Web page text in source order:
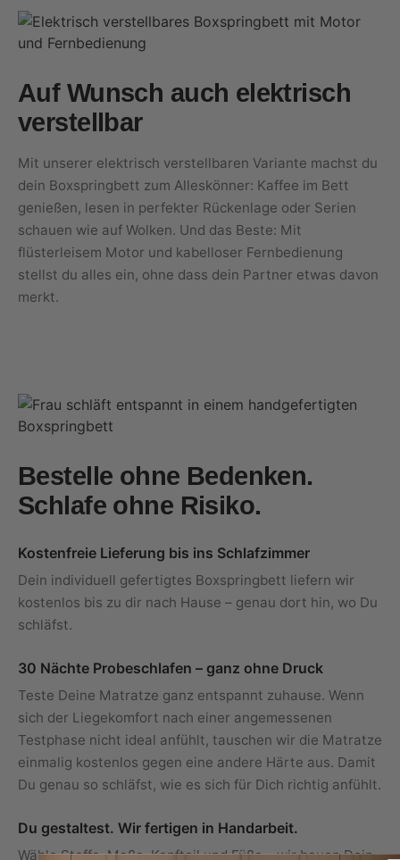
Auf Wunsch auch elektrisch
verstellbar
Mit unserer elektrisch verstellbaren Variante machst du
dein Boxspringbett zum Alleskönner: Kaffee im Bett
genießen, lesen in perfekter Rückenlage oder Serien
schauen wie auf Wolken. Und das Beste: Mit
flüsterleisem Motor und kabelloser Fernbedienung
stellst du alles ein, ohne dass dein Partner etwas davon
merkt.
Bestelle ohne Bedenken.
Schlafe ohne Risiko.
Kostenfreie Lieferung bis ins Schlafzimmer
Dein individuell gefertigtes Boxspringbett liefern wir
kostenlos bis zu dir nach Hause – genau dort hin, wo Du
schläfst.
30 Nächte Probeschlafen – ganz ohne Druck
Teste Deine Matratze ganz entspannt zuhause. Wenn
sich der Liegekomfort nach einer angemessenen
Testphase nicht ideal anfühlt, tauschen wir die Matratze
einmalig kostenlos gegen eine andere Härte aus. Damit
Du genau so schläfst, wie es sich für Dich richtig anfühlt.
Du gestaltest. Wir fertigen in Handarbeit.
Wähle Stoffe, Maße, Kopfteil und Füße – wir bauen Dein